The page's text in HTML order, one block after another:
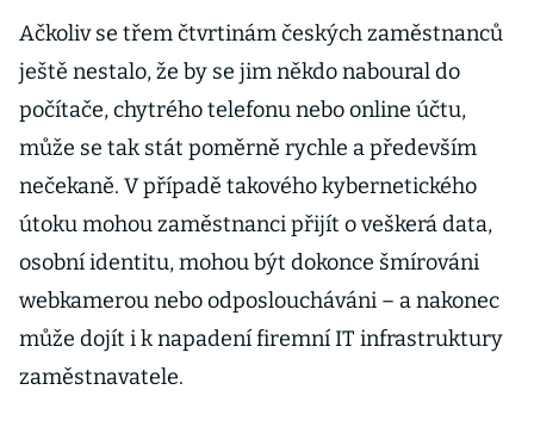
Ačkoliv se třem čtvrtinám českých zaměstnanců
ještě nestalo, že by se jim někdo naboural do
počítače, chytrého telefonu nebo online účtu,
může se tak stát poměrně rychle a především
nečekaně. V případě takového kybernetického
útoku mohou zaměstnanci přijít o veškerá data,
osobní identitu, mohou být dokonce šmírováni
webkamerou nebo odposloucháváni – a nakonec
může dojít i k napadení firemní IT infrastruktury
zaměstnavatele.